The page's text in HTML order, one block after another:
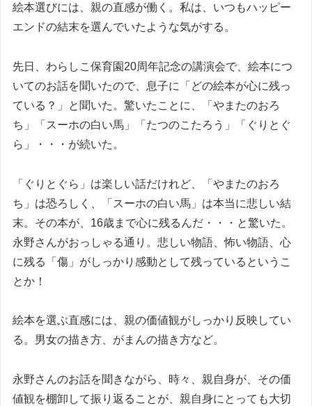
絵本選びには、親の直感が働く。私は、いつもハッピー
エンドの結末を選んでいたような気がする。
先日、わらしこ保育園20周年記念の講演会で、絵本につ
いてのお話を聞いたので、息子に「どの絵本が心に残っ
ている？」と聞いた。驚いたことに、「やまたのおろ
ち」「スーホの白い馬」「たつのこたろう」「ぐりとぐ
ら」・・・が続いた。
「ぐりとぐら」は楽しい話だけれど、「やまたのおろ
ち」は恐ろしく、「スーホの白い馬」は本当に悲しい結
末。その本が、16歳まで心に残るんだ・・・と驚いた。
永野さんがおっしゃる通り。悲しい物語、怖い物語、心
に残る「傷」がしっかり感動として残っているというこ
とか！
絵本を選ぶ直感には、親の価値観がしっかり反映してい
る。男女の描き方、がまんの描き方など。
永野さんのお話を聞きながら、時々、親自身が、その価
値観を棚卸して振り返ることが、親自身にとっても大切